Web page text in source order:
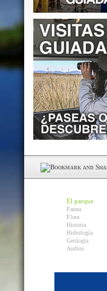
El parque
Fauna
Flora
Historia
Hidrología
Geología
Audios